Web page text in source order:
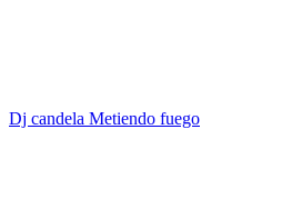
Dj candela Metiendo fuego